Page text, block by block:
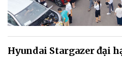
Hyundai Stargazer đại